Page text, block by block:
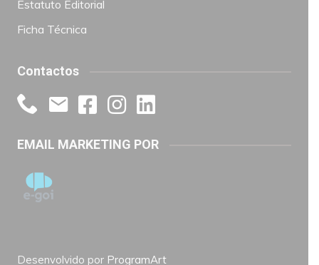
Estatuto Editorial
Ficha Técnica
Contactos
EMAIL MARKETING POR
Desenvolvido por ProgramArt